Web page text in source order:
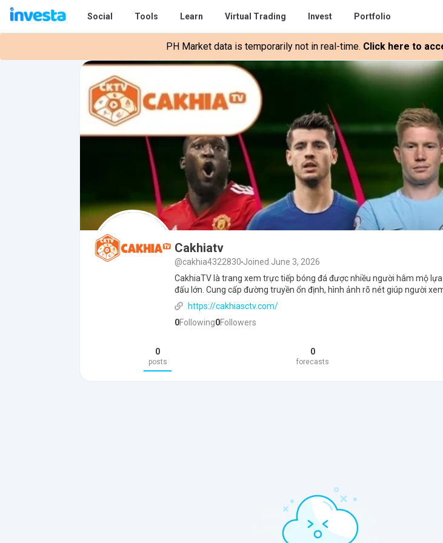
Social Tools Learn Virtual Trading Invest Portfolio
PH Market data is temporarily not in real-time. Click here to
Cakhiatv
@cakhia4322830 Joined June 3, 2026
CakhiaTV là trang xem trực tiếp bóng đá được nhiều người hâm mộ
đấu lớn. Cung cấp đường truyền ổn định, hình ảnh rõ nét giúp người
https://cakhiasctv.com/
0Following0Followers
0
posts
0
forecasts